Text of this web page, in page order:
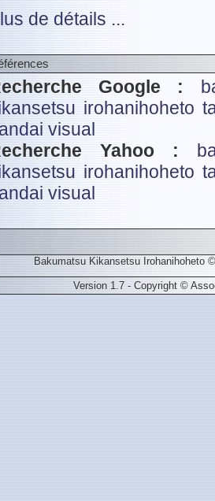
de détails ...
Google :
irohanihoheto
visual
Yahoo :
irohanihoheto
visual
Bakumatsu Kikansetsu Irohanihoheto
Version 1.7 - Copyright ©